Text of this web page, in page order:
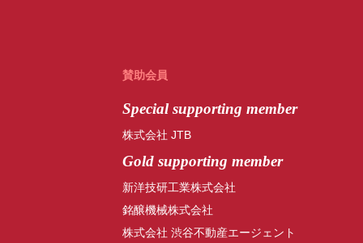
賛助会員
Specialsupporting member
株式会社 JTB
Gold supporting member
新洋技研工業株式会社
銘醸機械株式会社
株式会社 渋谷不動産エージェント